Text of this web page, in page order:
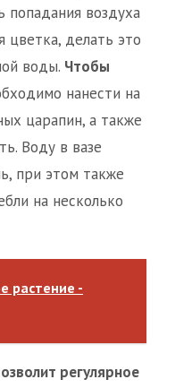
попадания воздуха
цветка, делать это
воды. Чтобы
нанести на
царапин, а также
Воду в вазе
при этом также
на несколько
растение -
регулярное